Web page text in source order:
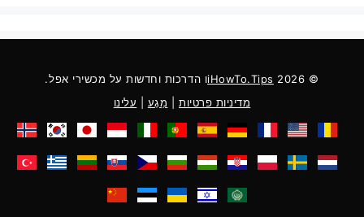
© 2026
iHowTo.Tipsו הדרכות וחדשות על מכשירי אפל.
מדיניות פרטיות
מַגָע עלינו